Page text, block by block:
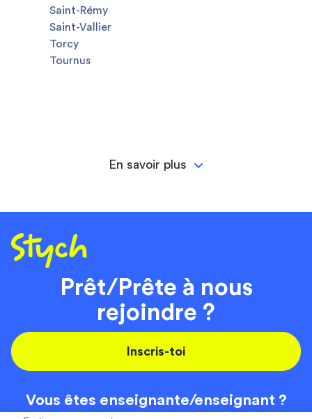
Saint-Rémy
Saint-Vallier
Torcy
Tournus
En savoir plus
Prêt/Prête à nous
rejoindre ?
Inscris-toi
Vous êtes enseignante/enseignant ?